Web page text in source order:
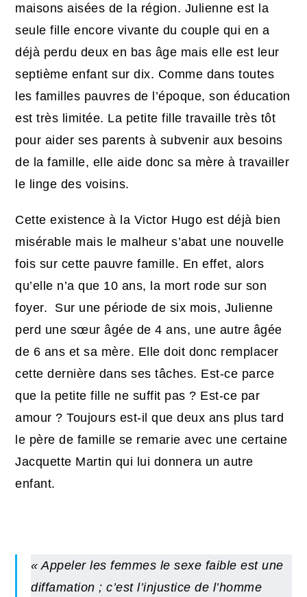
maisons aisées de la région. Julienne est la
seule fille encore vivante du couple qui en a
déjà perdu deux en bas âge mais elle est leur
septième enfant sur dix. Comme dans toutes
les familles pauvres de l’époque, son éducation
est très limitée. La petite fille travaille très tôt
pour aider ses parents à subvenir aux besoins
de la famille, elle aide donc sa mère à travailler
le linge des voisins.
Cette existence à la Victor Hugo est déjà bien
misérable mais le malheur s’abat une nouvelle
fois sur cette pauvre famille. En effet, alors
qu’elle n’a que 10 ans, la mort rode sur son
foyer. Sur une période de six mois, Julienne
perd une sœur âgée de 4 ans, une autre âgée
de 6 ans et sa mère. Elle doit donc remplacer
cette dernière dans ses tâches. Est-ce parce
que la petite fille ne suffit pas ? Est-ce par
amour ? Toujours est-il que deux ans plus tard
le père de famille se remarie avec une certaine
Jacquette Martin qui lui donnera un autre
enfant.
« Appeler les femmes le sexe faible est une
diffamation ; c’est l’injustice de l’homme